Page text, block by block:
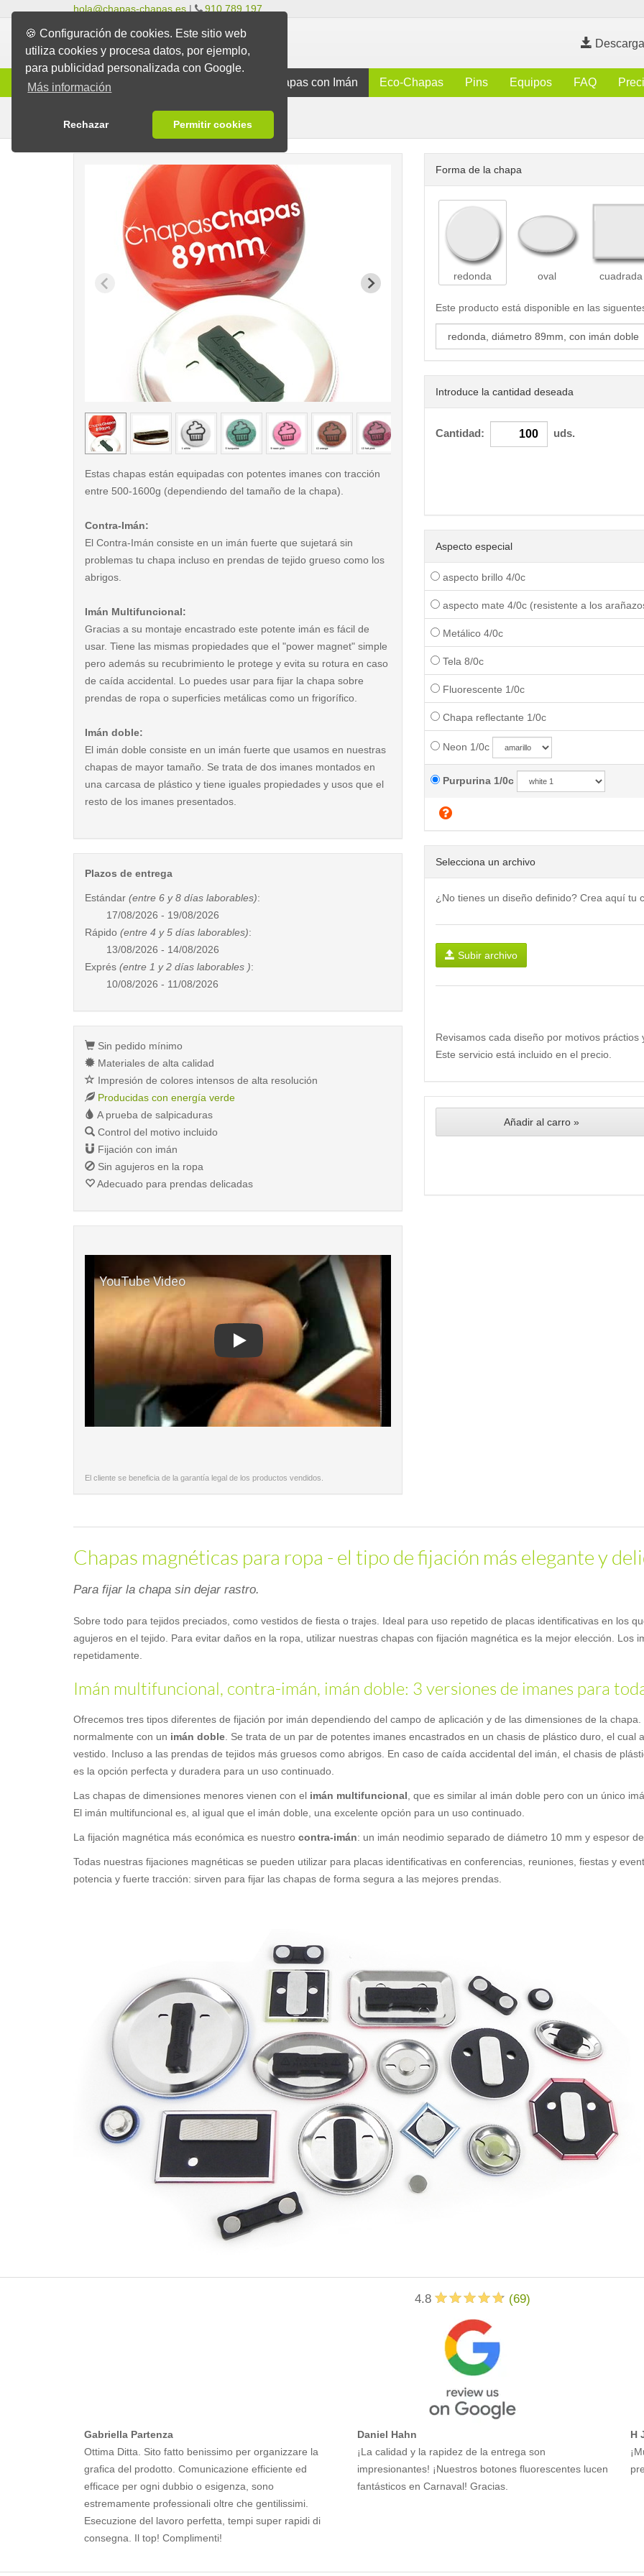
🍪 Configuración de cookies. Este sitio web
utiliza cookies y procesa datos, por ejemplo,
para publicidad personalizada con Google.
Más información
Rechazar Permitir cookies
hola@chapas-chapas.es | 910 789 197
Chapas con Imán Eco-Chapas Pins Equipos FAQ
Chapas Chapas con Imán Para Ropa
Forma de la chapa
redonda oval cuadrada
Este producto está disponible en las
Introduce la cantidad deseada
Cantidad: uds.
Aspecto especial
aspecto brillo 4/0c
aspecto mate 4/0c (resistente a los
Metálico 4/0c
Tela 8/0c
Fluorescente 1/0c
Chapa reflectante 1/0c
Neon 1/0c
Purpurina 1/0c
Selecciona un archivo
¿No tienes un diseño definido? Crea aquí tu
Subir archivo
Revisamos cada diseño por motivos
Este servicio está incluido en el precio.
Añadir al carro »
< /picture> < /picture>
Estas chapas están equipadas con potentes imanes con tracción
entre 500-1600g (dependiendo del tamaño de la chapa).
Contra-Imán:
El Contra-Imán consiste en un imán fuerte que sujetará sin
problemas tu chapa incluso en prendas de tejido grueso como los
abrigos.
Imán Multifuncional:
Gracias a su montaje encastrado este potente imán es fácil de
usar. Tiene las mismas propiedades que el "power magnet" simple
pero además su recubrimiento le protege y evita su rotura en caso
de caída accidental. Lo puedes usar para fijar la chapa sobre
prendas de ropa o superficies metálicas como un frigorífico.
Imán doble:
El imán doble consiste en un imán fuerte que usamos en nuestras
chapas de mayor tamaño. Se trata de dos imanes montados en
una carcasa de plástico y tiene iguales propiedades y usos que el
resto de los imanes presentados.
Plazos de entrega
Estándar (entre 6 y 8 días laborables):
17/08/2026 - 19/08/2026
Rápido (entre 4 y 5 días laborables):
13/08/2026 - 14/08/2026
Exprés (entre 1 y 2 días laborables ):
10/08/2026 - 11/08/2026
Sin pedido mínimo
Materiales de alta calidad
Impresión de colores intensos de alta resolución
Producidas con energía verde
A prueba de salpicaduras
Control del motivo incluido
Fijación con imán
Sin agujeros en la ropa
Adecuado para prendas delicadas
El cliente se beneficia de la garantía legal de los productos vendidos.
Chapas magnéticas para ropa - el tipo de fijación más elegante y
Para fijar la chapa sin dejar rastro.
Sobre todo para tejidos preciados, como vestidos de fiesta o trajes. Ideal para uso repetido de placas identificativas en los
agujeros en el tejido. Para evitar daños en la ropa, utilizar nuestras chapas con fijación magnética es la mejor elección. Los
repetidamente.
Imán multifuncional, contra-imán, imán doble: 3 versiones de imanes para
Ofrecemos tres tipos diferentes de fijación por imán dependiendo del campo de aplicación y de las dimensiones de la
normalmente con un imán doble. Se trata de un par de potentes imanes encastrados en un chasis de plástico duro, el
vestido. Incluso a las prendas de tejidos más gruesos como abrigos. En caso de caída accidental del imán, el chasis de
es la opción perfecta y duradera para un uso continuado.
Las chapas de dimensiones menores vienen con el imán multifuncional, que es similar al imán doble pero con un único
El imán multifuncional es, al igual que el imán doble, una excelente opción para un uso continuado.
La fijación magnética más económica es nuestro contra-imán: un imán neodimio separado de diámetro 10 mm y espesor
Todas nuestras fijaciones magnéticas se pueden utilizar para placas identificativas en conferencias, reuniones, fiestas y
potencia y fuerte tracción: sirven para fijar las chapas de forma segura a las mejores prendas.
4.8 (69)
Gabriella Partenza
Ottima Ditta. Sito fatto benissimo per organizzare la
grafica del prodotto. Comunicazione efficiente ed
efficace per ogni dubbio o esigenza, sono
estremamente professionali oltre che gentilissimi.
Esecuzione del lavoro perfetta, tempi super rapidi di
consegna. Il top! Complimenti!
Daniel Hahn
¡La calidad y la rapidez de la entrega son
impresionantes! ¡Nuestros botones fluorescentes lucen
fantásticos en Carnaval! Gracias.
H